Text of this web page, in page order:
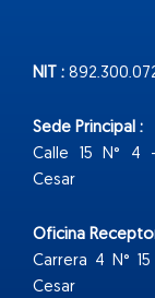
NIT :
Sede Principal :
Calle 15 N° 4
Cesar
Oficina
Carrera 4 N°
Cesar